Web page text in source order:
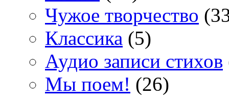
Чужое творчество
Классика (5)
Аудио записи стихов
Мы поем! (26)